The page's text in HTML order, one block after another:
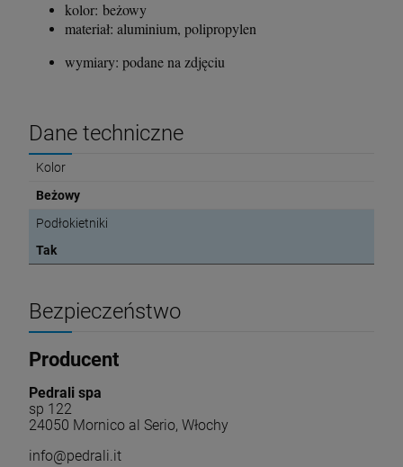
DO KOSZYKA
DO KOSZYKA
kolor: beżowy
materiał: aluminium, polipropylen
wymiary: podane na zdjęciu
Dane techniczne
Kolor
Beżowy
Podłokietniki
Tak
Bezpieczeństwo
Producent
Pedrali spa
sp 122
24050 Mornico al Serio, Włochy
info@pedrali.it